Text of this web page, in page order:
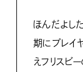
ほんだよした
期にプレイ
えフリスビ